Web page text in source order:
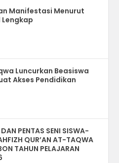
Manifestasi Menurut
Lengkap
Luncurkan Beasiswa
Akses Pendidikan
DAN PENTAS SENI SISWA-
QUR’AN AT-TAQWA
TAHUN PELAJARAN